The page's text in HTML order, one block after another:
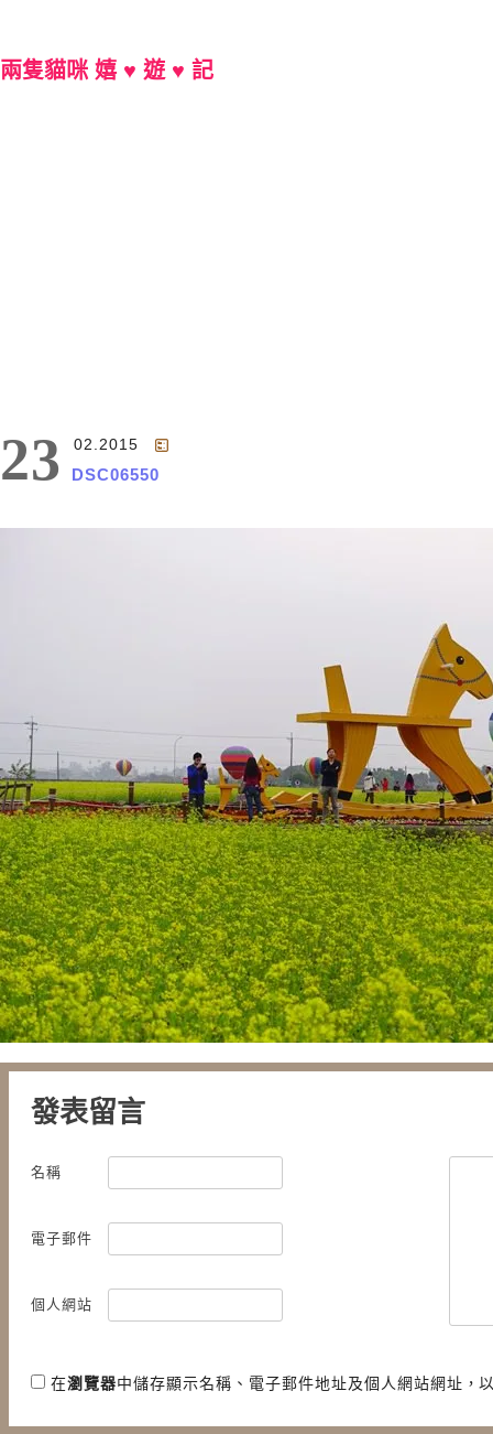
兩隻貓咪 嬉 ♥ 遊 ♥ 記
23 02.2015
DSC06550
發表留言
名稱
電子郵件
個人網站
在瀏覽器中儲存顯示名稱、電子郵件地址及個人網站網址，